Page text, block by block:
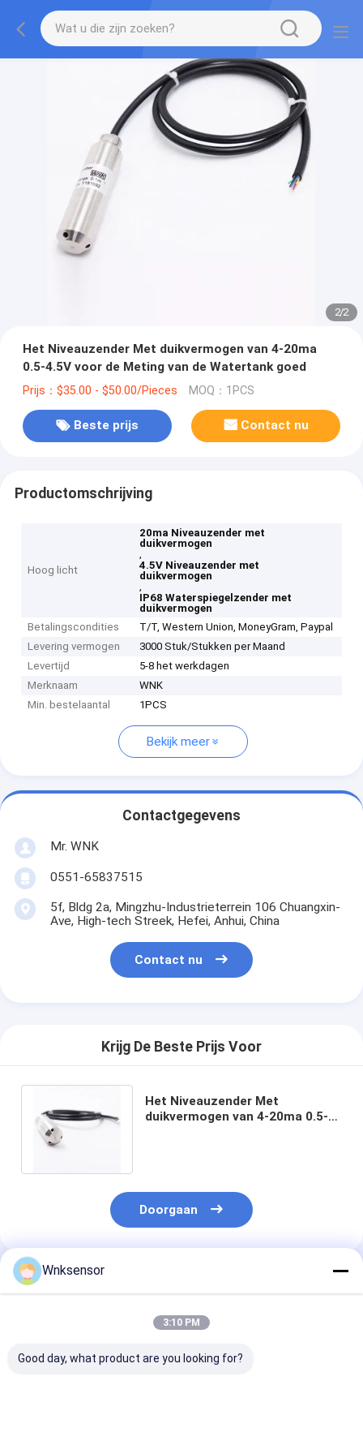
2/2
Het Niveauzender Met duikvermogen van 4-20ma
0.5-4.5V voor de Meting van de Watertank goed
Prijs：$35.00 - $50.00/Pieces MOQ：1PCS
Beste prijs Contact nu
Productomschrijving
Hoog licht
20ma Niveauzender met
duikvermogen
,
4.5V Niveauzender met
duikvermogen
,
IP68 Waterspiegelzender met
duikvermogen
Betalingscondities
T/T, Western Union, MoneyGram, Paypal
Levering vermogen
3000 Stuk/Stukken per Maand
Levertijd
5-8 het werkdagen
Merknaam
WNK
Min. bestelaantal
1PCS
Bekijk meer
Contactgegevens
Mr. WNK
0551-65837515
5f, Bldg 2a, Mingzhu-Industrieterrein 106 Chuangxin-
Ave, High-tech Streek, Hefei, Anhui, China
Contact nu
Krijg De Beste Prijs Voor
Het Niveauzender Met
duikvermogen van 4-20ma 0.5-
Doorgaan
Geadviseerde Producten
Wnksensor
3:10 PM
Good day, what product are you looking for?